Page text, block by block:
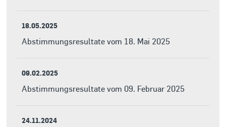
18.05.2025
Abstimmungsresultate vom 18. Mai 2025
09.02.2025
Abstimmungsresultate vom 09. Februar 2025
24.11.2024